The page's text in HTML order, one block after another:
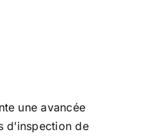
une avancée
d’inspection de